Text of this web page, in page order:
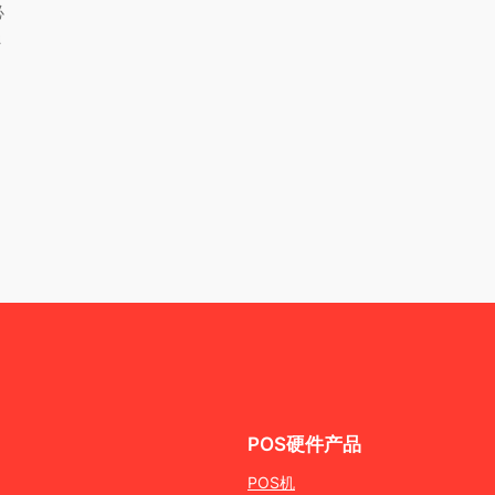
POS硬件产品
POS机